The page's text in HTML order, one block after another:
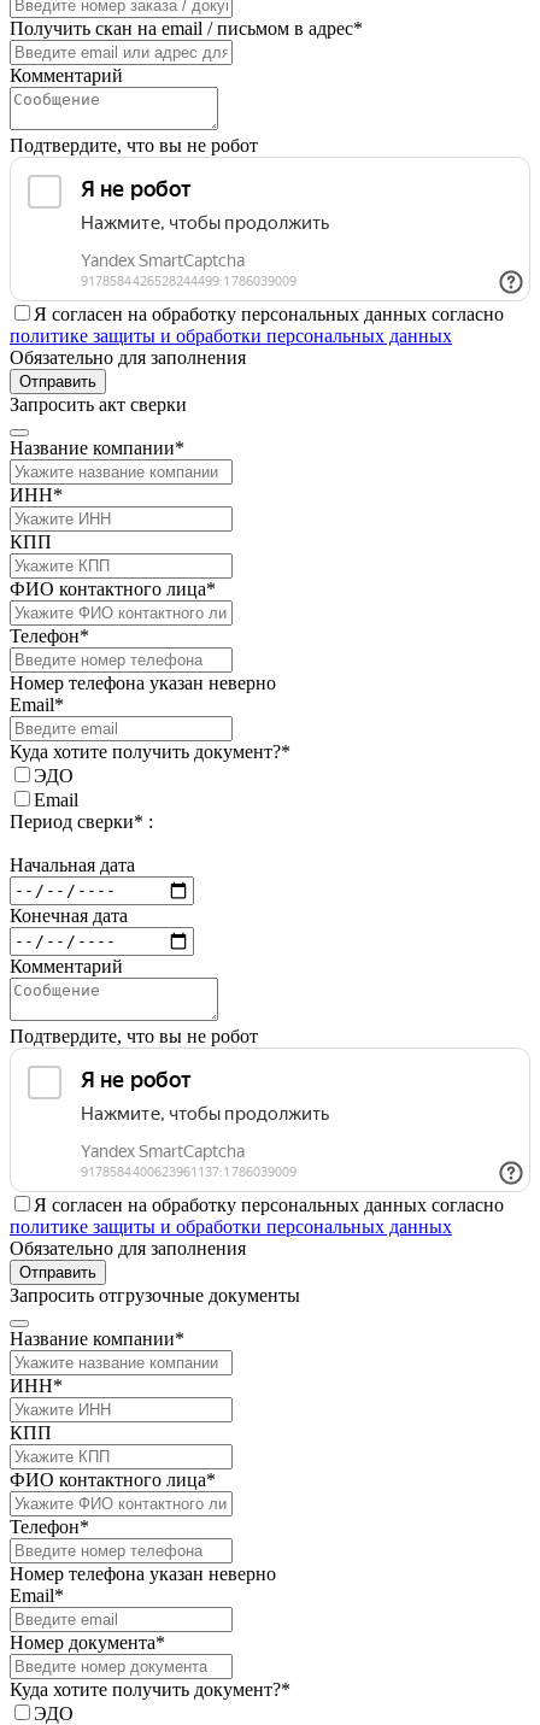
Получить скан на email / письмом в адрес*
Комментарий
Подтвердите, что вы не робот
Я согласен на обработку персональных данных согласно
политике защиты и обработки персональных данных
Обязательно для заполнения
Отправить
Запросить акт сверки
Название компании*
ИНН*
КПП
ФИО контактного лица*
Телефон*
Номер телефона указан неверно
Email*
Куда хотите получить документ?*
ЭДО
Email
Период сверки* :
Начальная дата
Конечная дата
Комментарий
Подтвердите, что вы не робот
Я согласен на обработку персональных данных согласно
политике защиты и обработки персональных данных
Обязательно для заполнения
Отправить
Запросить отгрузочные документы
Название компании*
ИНН*
КПП
ФИО контактного лица*
Телефон*
Номер телефона указан неверно
Email*
Номер документа*
Куда хотите получить документ?*
ЭДО